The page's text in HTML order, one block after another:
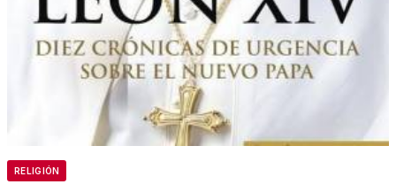
RELIGIÓN